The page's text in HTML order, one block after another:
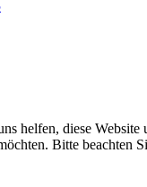
helfen, diese
Bitte beachten